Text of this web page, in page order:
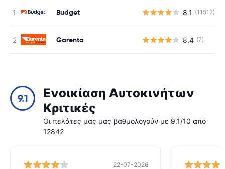
Budget 8.1 (11512)
Garenta 8.4 (7)
9.1
Ενοικίαση Αυτοκινήτων
Κριτικές
Οι πελάτες μας μας βαθμολογούν με 9.1/10 από
12842
22-07-2026